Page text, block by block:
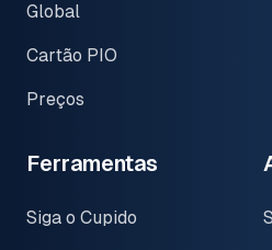
Global
Cartão PIO
Preços
Ferramentas
Siga o Cupido